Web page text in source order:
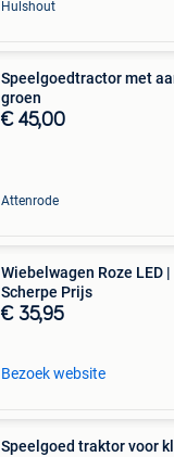
Hulshout
Speelgoedtractor met
groen
€ 45,00
Attenrode
Wiebelwagen Roze LED
Scherpe Prijs
€ 35,95
Bezoek website
Speelgoed traktor voor